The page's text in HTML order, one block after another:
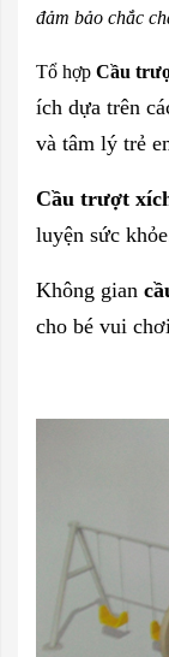
đảm bảo chắc
Tổ hợp Cầu
ích dựa trên
và tâm lý trẻ
Cầu trượt
luyện sức
Không gian
cho bé vui